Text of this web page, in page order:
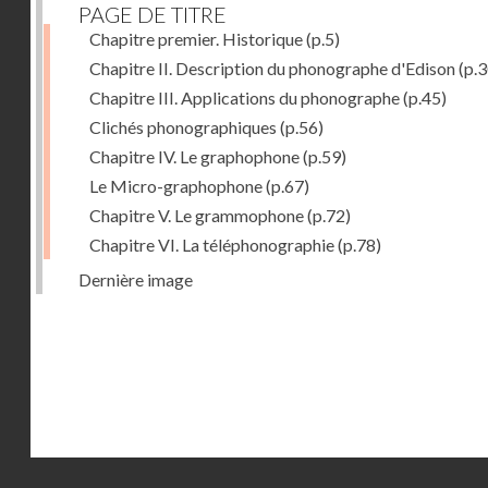
PAGE DE TITRE
Chapitre premier. Historique(p.5)
Chapitre II. Description du phonographe d'Edison
Chapitre III. Applications du phonographe(p.45)
Clichés phonographiques (p.56)
Chapitre IV. Le graphophone(p.59)
Le Micro-graphophone(p.67)
Chapitre V. Le grammophone(p.72)
Chapitre VI. La téléphonographie(p.78)
Dernière image